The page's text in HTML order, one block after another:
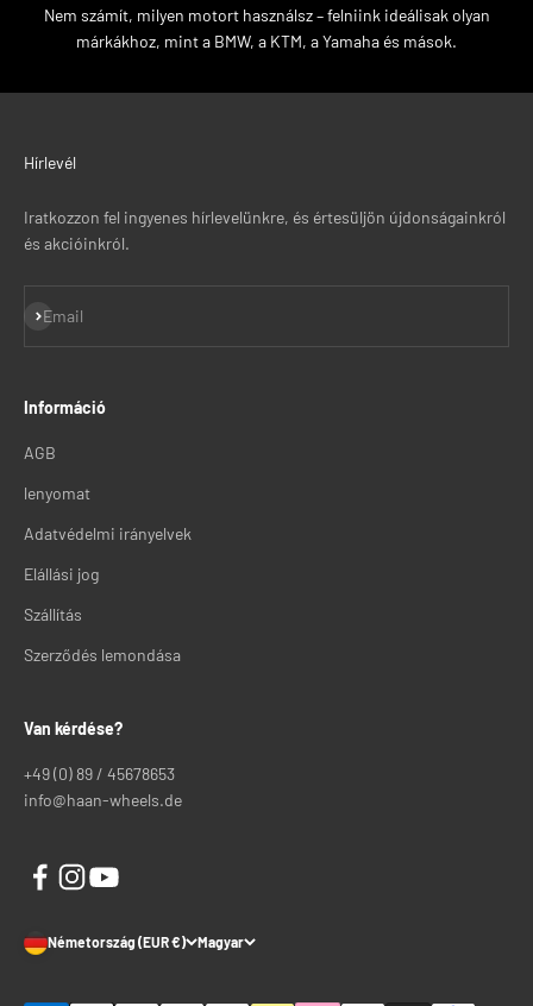
Nem számít, milyen motort használsz – felniink ideálisak olyan
márkákhoz, mint a BMW, a KTM, a Yamaha és mások.
Hírlevél
Iratkozzon fel ingyenes hírlevelünkre, és értesüljön újdonságainkról
és akcióinkról.
Email
Feliratkozás
Információ
AGB
lenyomat
Adatvédelmi irányelvek
Elállási jog
Szállítás
Szerződés lemondása
Van kérdése?
+49 (0) 89 / 45678653
info@haan-wheels.de
Németország (EUR €) Magyar